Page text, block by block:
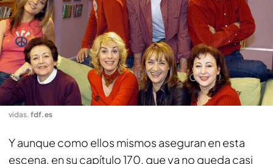
vidas. fdf.es
Y aunque como ellos mismos aseguran en esta
escena, en su capítulo 170, que ya no queda casi